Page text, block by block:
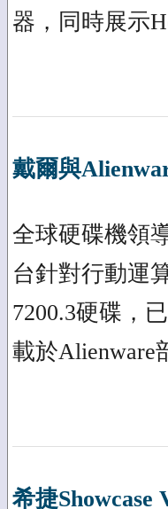
器，同時展示
戴爾與
全球硬碟機領
台針對行動運
7200.3硬碟，
載於Alienware
希捷